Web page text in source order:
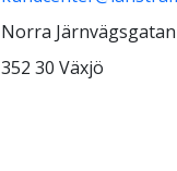
Norra
352 30 Växjö